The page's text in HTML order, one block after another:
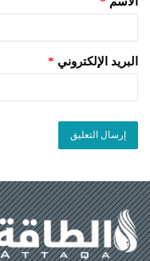
البريد الإلكتروني *